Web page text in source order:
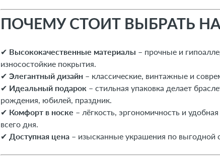
ПОЧЕМУ СТОИТ ВЫБРАТЬ
✔ Высококачественные материалы – прочные и
износостойкие покрытия.
✔ Элегантный дизайн – классические, винтажные и
✔ Идеальный подарок – стильная упаковка делает
рождения, юбилей, праздник.
✔ Комфорт в носке – лёгкость, эргономичность и
всего дня.
✔ Доступная цена – изысканные украшения по выгодной